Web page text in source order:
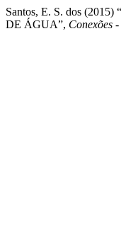
Santos, E. S. dos
DE ÁGUA”, Conexões